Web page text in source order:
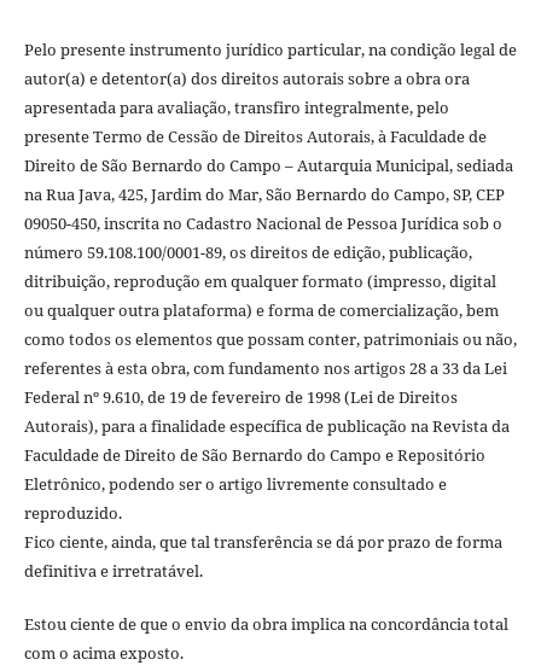
Pelo presente instrumento jurídico particular, na condição legal de
autor(a) e detentor(a) dos direitos autorais sobre a obra ora
apresentada para avaliação, transfiro integralmente, pelo
presente Termo de Cessão de Direitos Autorais, à Faculdade de
Direito de São Bernardo do Campo – Autarquia Municipal, sediada
na Rua Java, 425, Jardim do Mar, São Bernardo do Campo, SP, CEP
09050-450, inscrita no Cadastro Nacional de Pessoa Jurídica sob o
número 59.108.100/0001-89, os direitos de edição, publicação,
ditribuição, reprodução em qualquer formato (impresso, digital
ou qualquer outra plataforma) e forma de comercialização, bem
como todos os elementos que possam conter, patrimoniais ou não,
referentes à esta obra, com fundamento nos artigos 28 a 33 da Lei
Federal nº 9.610, de 19 de fevereiro de 1998 (Lei de Direitos
Autorais), para a finalidade específica de publicação na Revista da
Faculdade de Direito de São Bernardo do Campo e Repositório
Eletrônico, podendo ser o artigo livremente consultado e
reproduzido.
Fico ciente, ainda, que tal transferência se dá por prazo de forma
definitiva e irretratável.
Estou ciente de que o envio da obra implica na concordância total
com o acima exposto.